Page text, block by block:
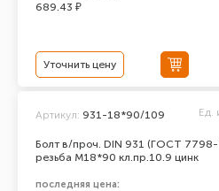
689.43 ₽
Уточнить цену
Болт в/проч. DIN 931 (ГОСТ
резьба М18*90 кл.пр.10.9 цинк
Артикул: 931-18*90/109 Ед.
последняя цена: